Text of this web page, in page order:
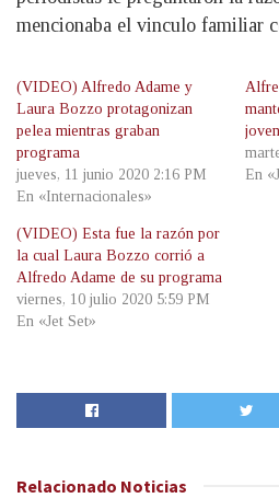
mencionaba el vinculo familiar
(VIDEO) Alfredo Adame y
Laura Bozzo protagonizan
pelea mientras graban
programa
jueves, 11 junio 2020 2:16 PM
En «Internacionales»
En
(VIDEO) Esta fue la razón por
la cual Laura Bozzo corrió a
Alfredo Adame de su programa
viernes, 10 julio 2020 5:59 PM
En «Jet Set»
Relacionado Noticias